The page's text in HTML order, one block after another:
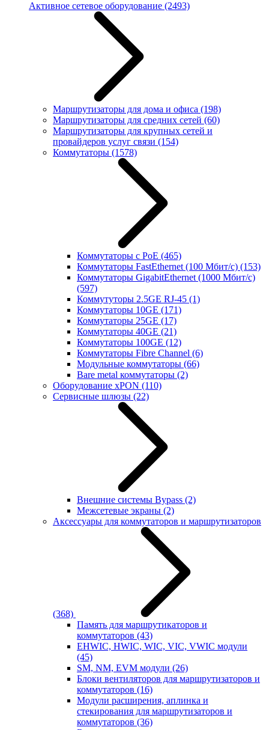
Активное сетевое оборудование (2493)
Маршрутизаторы для дома и офиса (198)
Маршрутизаторы для средних сетей (60)
Маршрутизаторы для крупных сетей и
провайдеров услуг связи (154)
Коммутаторы (1578)
Коммутаторы с PoE (465)
Коммутаторы FastEthernet (100 Мбит/с) (153)
Коммутаторы GigabitEthernet (1000 Мбит/с)
(597)
Коммутуторы 2.5GE RJ-45 (1)
Коммутаторы 10GE (171)
Коммутаторы 25GE (17)
Коммутаторы 40GE (21)
Коммутаторы 100GE (12)
Коммутаторы Fibre Channel (6)
Модульные коммутаторы (66)
Bare metal коммутаторы (2)
Оборудование xPON (110)
Сервисные шлюзы (22)
Внешние системы Bypass (2)
Межсетевые экраны (2)
Аксессуары для коммутаторов и маршрутизаторов
(368)
Память для маршрутикаторов и
коммутаторов (43)
EHWIC, HWIC, WIC, VIC, VWIC модули
(45)
SM, NM, EVM модули (26)
Блоки вентиляторов для маршрутизаторов и
коммутаторов (16)
Модули расширения, аплинка и
стекирования для маршрутизаторов и
коммутаторов (36)